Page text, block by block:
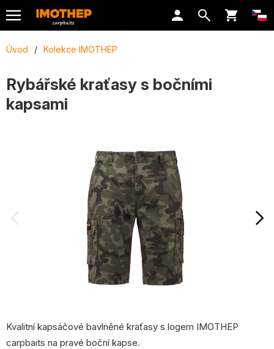
Úvod / Kolekce IMOTHEP
Rybářské kraťasy s bočními
kapsami
Kvalitní kapsáčové bavlněné kraťasy s logem IMOTHEP
carpbaits na pravé boční kapse.